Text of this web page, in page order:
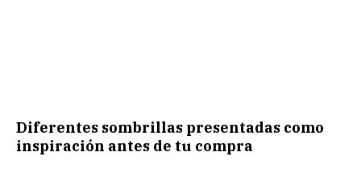
Diferentes sombrillas presentadas como
inspiración antes de tu compra